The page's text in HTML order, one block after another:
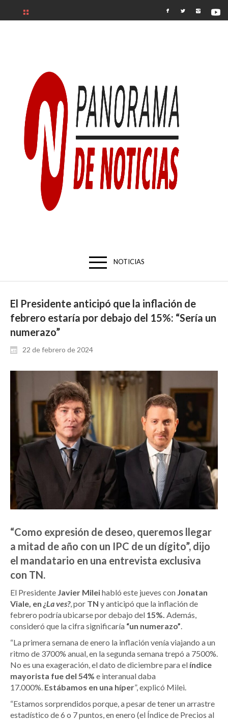
NOTICIAS
El Presidente anticipó que la inflación de
febrero estaría por debajo del 15%: “Sería un
numerazo”
22 de febrero de 2024
“Como expresión de deseo, queremos llegar
a mitad de año con un IPC de un dígito”, dijo
el mandatario en una entrevista exclusiva
con TN.
El Presidente Javier Mileihabló este jueves con Jonatan
Viale, en ¿La ves?, por TN y anticipó que la inflación de
febrero podría ubicarse por debajo del 15%. Además,
consideró que la cifra significaría “un numerazo”
“La primera semana de enero la inflación venía viajando a un
ritmo de 3700% anual, en la segunda semana trepó a 7500%.
No es una exageración, el dato de diciembre para el índice
mayorista fue del 54% e interanual daba
17.000%. Estábamos en una híper”, explicó Milei.
“Estamos sorprendidos porque, a pesar de tener un arrastre
estadístico de 6 o 7 puntos, en enero (el Índice de Precios al